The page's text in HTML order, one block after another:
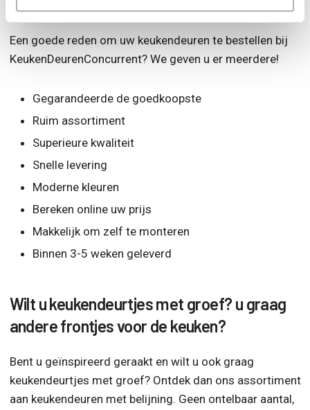
KeukenDeurenConcurrent?
Een goede reden om uw keukendeuren te bestellen bij
KeukenDeurenConcurrent? We geven u er meerdere!
Gegarandeerde de goedkoopste
Ruim assortiment
Superieure kwaliteit
Snelle levering
Moderne kleuren
Bereken online uw prijs
Makkelijk om zelf te monteren
Binnen 3-5 weken geleverd
Wilt u keukendeurtjes met groef? u graag
andere frontjes voor de keuken?
Bent u geïnspireerd geraakt en wilt u ook graag
keukendeurtjes met groef? Ontdek dan ons assortiment
aan keukendeuren met belijning. Geen ontelbaar aantal,